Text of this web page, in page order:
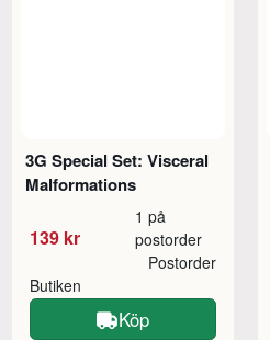
3G Special Set: Visceral
Malformations
139 kr
1 på
postorder
Butiken
Postorder
Köp